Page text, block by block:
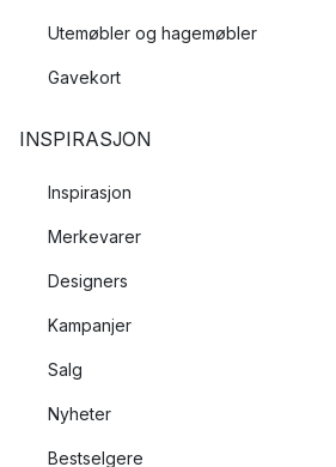
Utemøbler og hagemøbler
Gavekort
INSPIRASJON
Inspirasjon
Merkevarer
Designers
Kampanjer
Salg
Nyheter
Bestselgere